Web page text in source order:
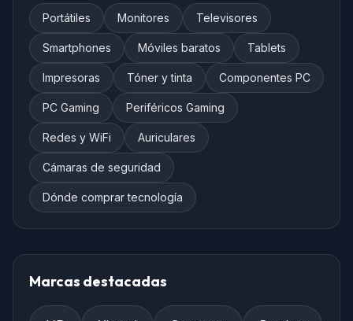
Portátiles Monitores Televisores
Smartphones Móviles baratos Tablets
Impresoras Tóner y tinta Componentes PC
PC Gaming Periféricos Gaming
Redes y WiFi Auriculares
Cámaras de seguridad
Dónde comprar tecnología
Marcas destacadas